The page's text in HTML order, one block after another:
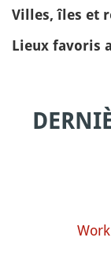
Villes, îles et
Lieux favoris